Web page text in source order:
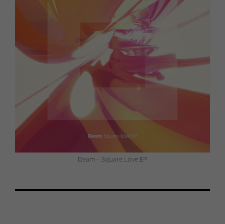
Deam – Square Love EP